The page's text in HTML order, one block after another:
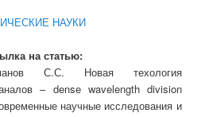
НАУКИ
на статью:
С.С. Новая техология
– dense wavelength division
научные исследования и